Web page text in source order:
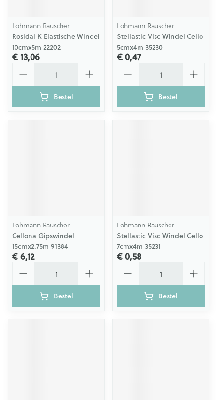
Lohmann Rauscher
Rosidal K Elastische Windel
10cmx5m 22202
€ 13,06
Bestel
Lohmann Rauscher
Stellastic Visc Windel Cello
5cmx4m 35230
€ 0,47
Bestel
Lohmann Rauscher
Cellona Gipswindel
15cmx2.75m 91384
€ 6,12
Bestel
Lohmann Rauscher
Stellastic Visc Windel Cello
7cmx4m 35231
€ 0,58
Bestel